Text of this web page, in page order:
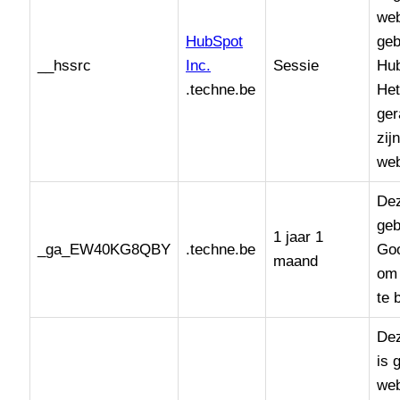
__hssrc
HubSpot
Inc.
.techne.be
Sessie
_ga_EW40KG8QBY .techne.be
1 jaar 1
maand
te
is